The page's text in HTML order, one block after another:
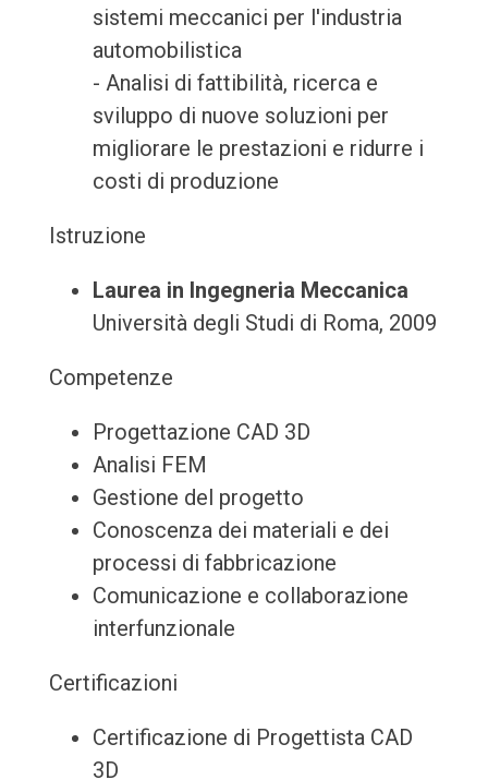
sistemi meccanici per l'industria
automobilistica
- Analisi di fattibilità, ricerca e
sviluppo di nuove soluzioni per
migliorare le prestazioni e ridurre i
costi di produzione
Istruzione
Laurea in Ingegneria Meccanica
Università degli Studi di Roma, 2009
Competenze
Progettazione CAD 3D
Analisi FEM
Gestione del progetto
Conoscenza dei materiali e dei
processi di fabbricazione
Comunicazione e collaborazione
interfunzionale
Certificazioni
Certificazione di Progettista CAD
3D